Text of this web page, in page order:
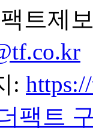
트제
:
팩트